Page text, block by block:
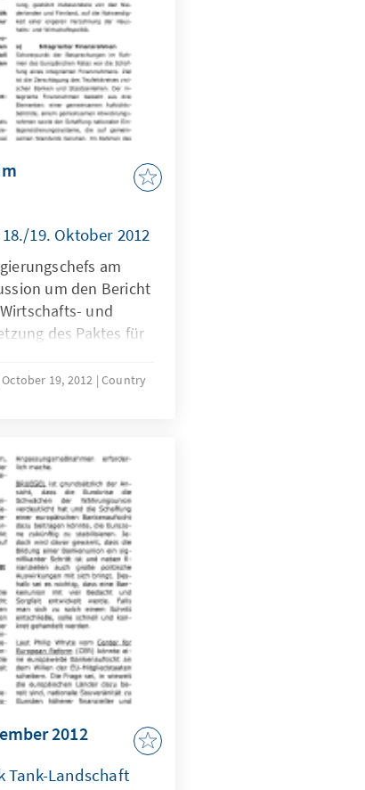
19. Oktober 2012
am
um den Bericht
und
des Paktes für
vor allemauf die
October 19, 2012 Country
2012
Tank-Landschaft